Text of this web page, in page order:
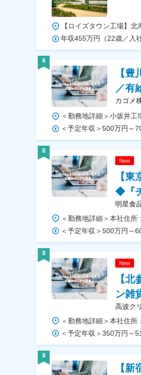
6
【
／有
カゴメ
8
New
【
◆『
明星食
8
New
【
ン雑
高波ク
8
【